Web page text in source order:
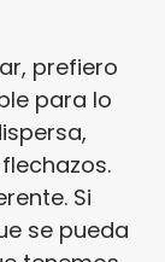
prefiero
para lo
Si
se pueda